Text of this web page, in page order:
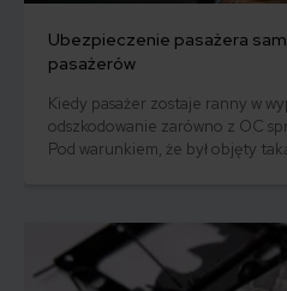
Ubezpieczenie pasażera
pasażerów
Kiedy pasażer zostaje ranny w
odszkodowanie zarówno z OC
Pod warunkiem, że był objęty